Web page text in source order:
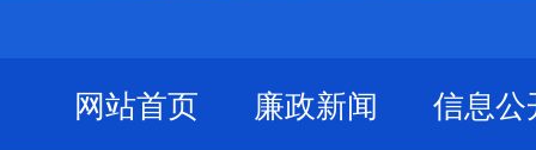
网站首页 廉政新闻 信息公